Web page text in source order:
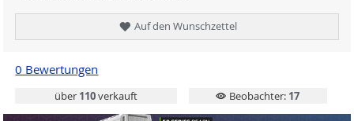
Auf den Wunschzettel
0 Bewertungen
über 110verkauft Beobachter: 17